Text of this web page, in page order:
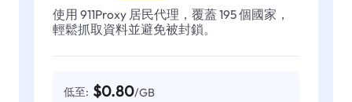
使用 911Proxy 居民代理，覆蓋 195 個國家，
輕鬆抓取資料並避免被封鎖。
低至: $0.80/GB